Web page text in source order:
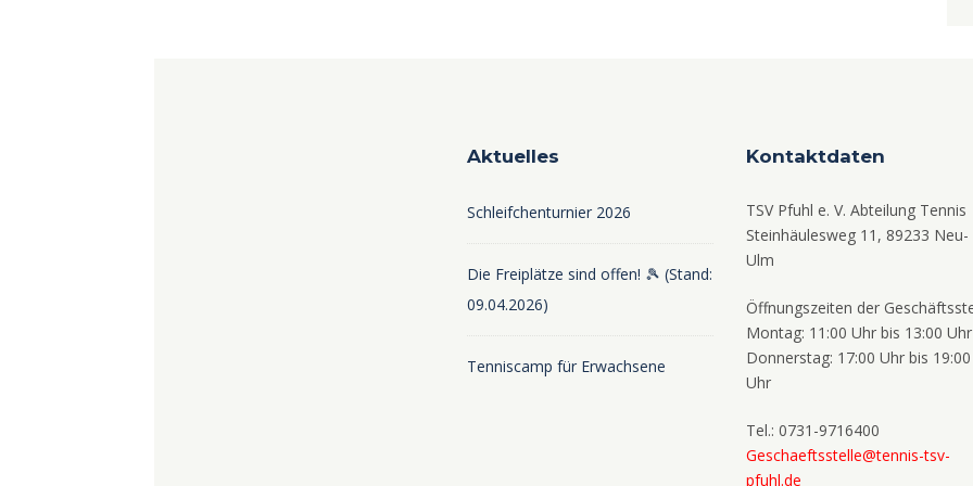
Aktuelles
Schleifchenturnier 2026
Die Freiplätze sind offen! 🎾 (Stand:
09.04.2026)
Tenniscamp für Erwachsene
Kontaktdaten
TSV Pfuhl e. V. Abteilung Tennis
Steinhäulesweg 11, 89233 Neu-
Ulm
Öffnungszeiten der
Montag: 11:00 Uhr bis 13:00 Uhr
Donnerstag: 17:00 Uhr bis 19:00
Uhr
Tel.: 0731-9716400
Geschaeftsstelle@tennis-tsv-
pfuhl.de